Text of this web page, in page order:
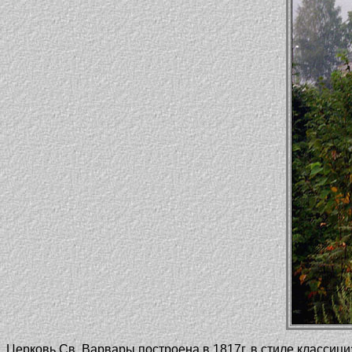
Церковь Св. Варвары построена в 1817г. в стиле